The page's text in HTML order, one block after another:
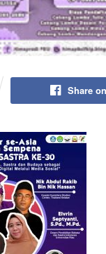
Share